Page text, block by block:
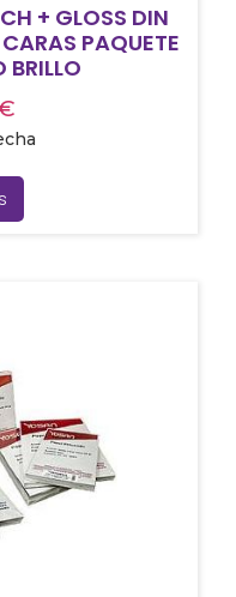
+ GLOSS DIN
PAQUETE